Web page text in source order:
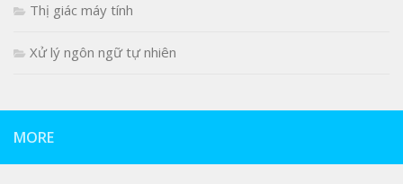
Thị giác máy tính
Xử lý ngôn ngữ tự nhiên
MORE